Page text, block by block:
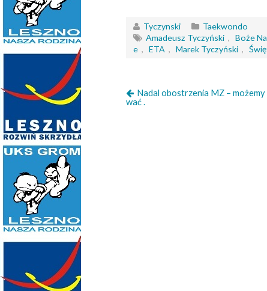
Tyczynski
Taekwondo
Amadeusz Tyczyński , Boże
e , ETA , Marek Tyczyński ,
Nadal obostrzenia MZ –
wać .